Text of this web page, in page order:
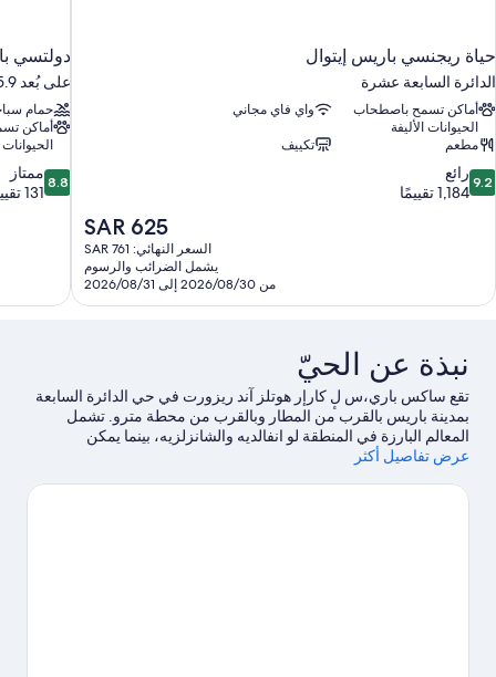
حياة ريجنسي باريس إيتوال
الدائرة السابعة عشرة
أماكن تسمح باصطحاب
الحيوانات الأليفة
واي فاي مجاني
مطعم
تكييف
9.2
من
9.2 رائع
1,184 تقييمًا
السعر
الحالي
هو
SAR
625
SAR 625
السعر النهائي: SAR 761
يشمل الضرائب والرسوم
من 2026/08/30 إلى 2026/08/31
دولتسي
على بُعد 15.9 كم من باريس (والمناطق المجاورة)
حمام
أماكن
الحيوانات
8.8
من
8.8 ممتاز
131 تقييمًا
نبذة عن الحيّ
تقع ساكس باري،س لٕ كارإر هوتلز آند ريزورت في حي الدائرة السابعة
بمدينة باريس بالقرب من المطار وبالقرب من محطة مترو. تشمل
المعالم البارزة في المنطقة لو انفالديه والشانزلزيه، بينما يمكن
للمسافرين الراغبين في مشاهدة بعض من المعالم الثقافية زيارة متحف
بغرض الاستمتاع بخوض تجارب مثيرة في المياه مثل جولات
عرض تفاصيل أكثر